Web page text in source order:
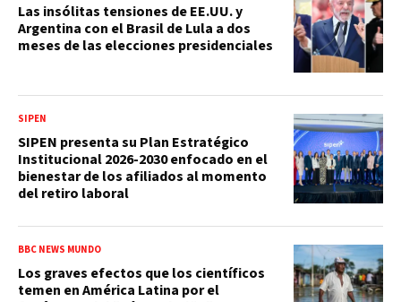
Las insólitas tensiones de EE.UU. y
Argentina con el Brasil de Lula a dos
meses de las elecciones presidenciales
SIPEN
SIPEN presenta su Plan Estratégico
Institucional 2026-2030 enfocado en el
bienestar de los afiliados al momento
del retiro laboral
BBC NEWS MUNDO
Los graves efectos que los científicos
temen en América Latina por el